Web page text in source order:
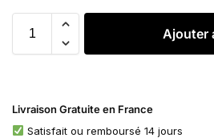
Ajouter
Livraison Gratuite en France
Satisfait ou remboursé 14 jours